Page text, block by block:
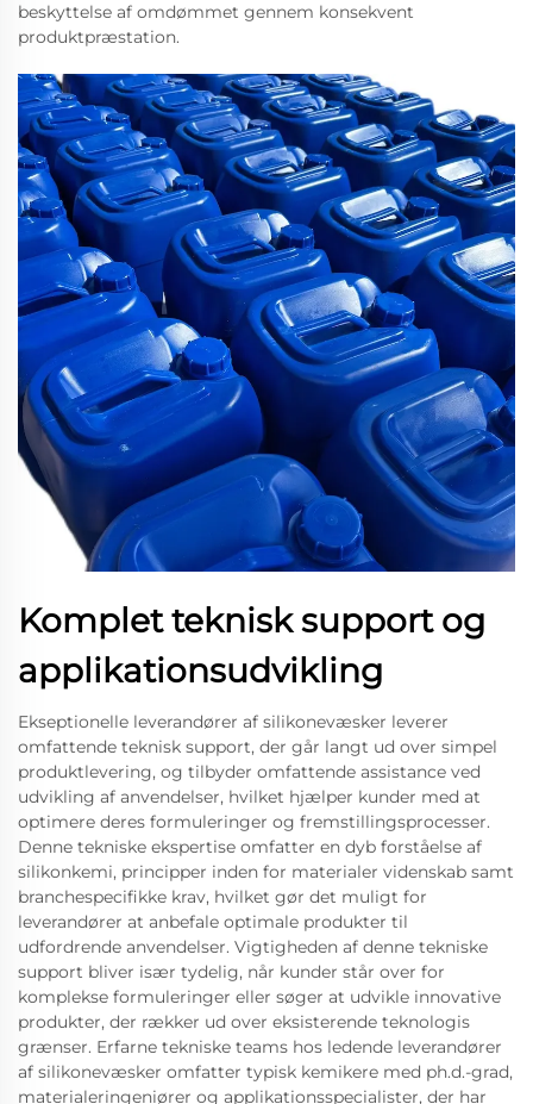
beskyttelse af omdømmet gennem konsekvent
produktpræstation.
Komplet teknisk support og
applikationsudvikling
Ekseptionelle leverandører af silikonevæsker leverer
omfattende teknisk support, der går langt ud over simpel
produktlevering, og tilbyder omfattende assistance ved
udvikling af anvendelser, hvilket hjælper kunder med at
optimere deres formuleringer og fremstillingsprocesser.
Denne tekniske ekspertise omfatter en dyb forståelse af
silikonkemi, principper inden for materialer videnskab samt
branchespecifikke krav, hvilket gør det muligt for
leverandører at anbefale optimale produkter til
udfordrende anvendelser. Vigtigheden af denne tekniske
support bliver især tydelig, når kunder står over for
komplekse formuleringer eller søger at udvikle innovative
produkter, der rækker ud over eksisterende teknologis
grænser. Erfarne tekniske teams hos ledende leverandører
af silikonevæsker omfatter typisk kemikere med ph.d.-grad,
materialeringeniører og applikationsspecialister, der har